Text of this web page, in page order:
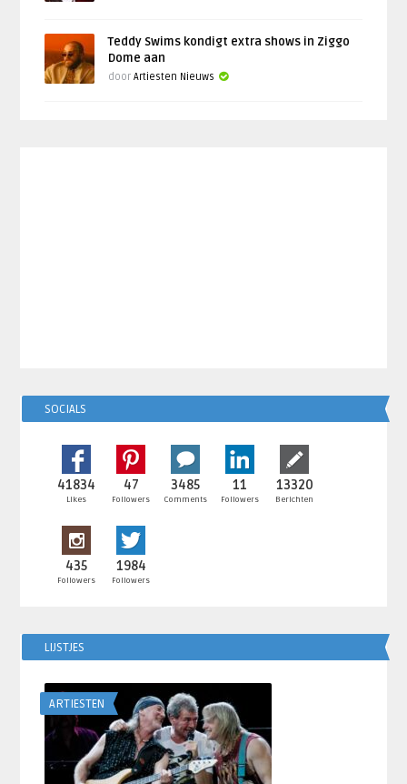
Teddy Swims kondigt extra shows in Ziggo
Dome aan
doorArtiesten Nieuws
SOCIALS
41834
Likes
47
Followers
3485
Comments
11
Followers
13320
Berichten
435
Followers
1984
Followers
LIJSTJES
ARTIESTEN